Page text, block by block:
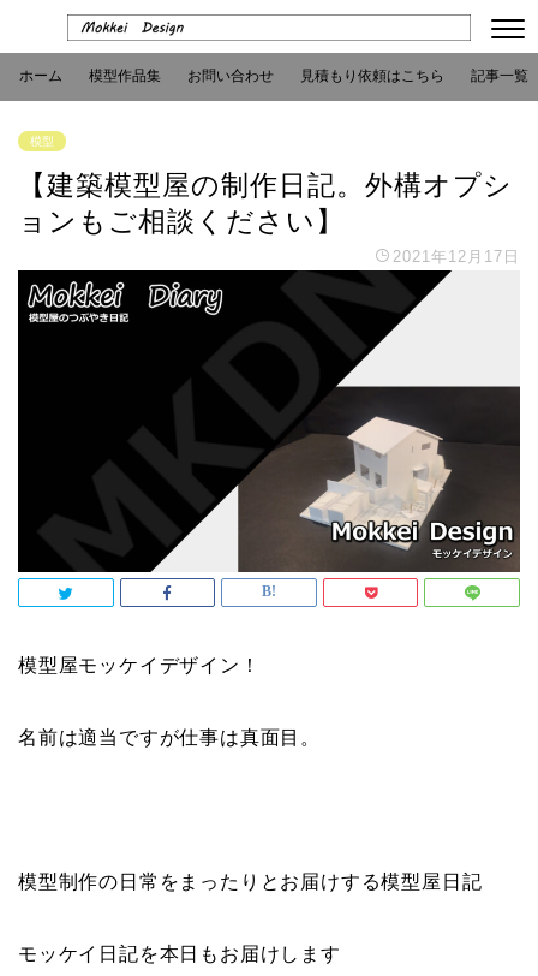
ホーム 模型作品集 お問い合わせ 見積もり依頼はこちら 記事一覧
模型
【建築模型屋の制作日記。外構オプシ
ョンもご相談ください】
2021年12月17日
模型屋モッケイデザイン！
名前は適当ですが仕事は真面目。
模型制作の日常をまったりとお届けする模型屋日記
モッケイ日記を本日もお届けします